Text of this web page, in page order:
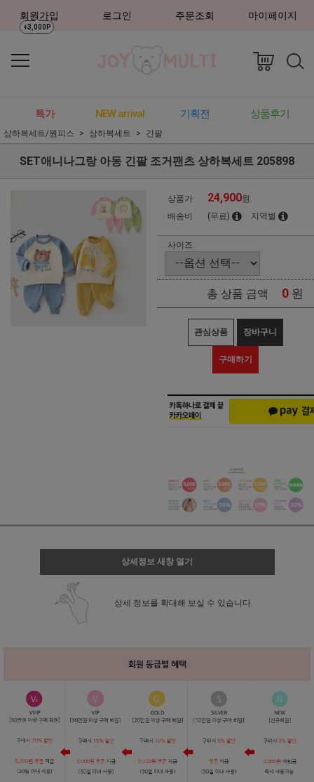
회원가입
+3,000P
로그인 주문조회 마이페이지
특가 NEW arrival 기획전 상품후기
상하복세트/원피스 상하복세트 긴팔
SET애니나그랑 아동 긴팔 조거팬츠 상하복세트 205898
상품가 24,900원
배송비
(무료) 지역별
사이즈
총 상품 금액 0 원
관심상품 장바구니
구매하기
상세정보 새창 열기
상세 정보를 확대해 보실 수 있습니다.